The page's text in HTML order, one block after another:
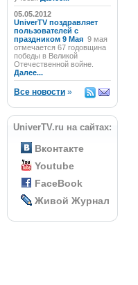
05.05.2012
UniverTV поздравляет
пользователей с
праздником 9 Мая 9 мая
отмечается 67 годовщина
победы в Великой
Отечественной войне.
Далее...
Все новости »
UniverTV.ru на сайтах:
Вконтакте
Youtube
FaceBook
Живой Журнал